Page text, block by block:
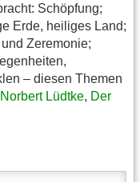
Schöpfung;
Erde, heiliges Land;
Zeremonie;
– diesen Themen
Norbert Lüdtke, Der